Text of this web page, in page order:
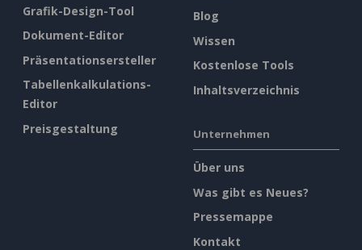
Grafik-Design-Tool
Dokument-Editor
Präsentationsersteller
Tabellenkalkulations-
Editor
Preisgestaltung
Blog
Wissen
Kostenlose Tools
Inhaltsverzeichnis
Unternehmen
Über uns
Was gibt es Neues?
Pressemappe
Kontakt